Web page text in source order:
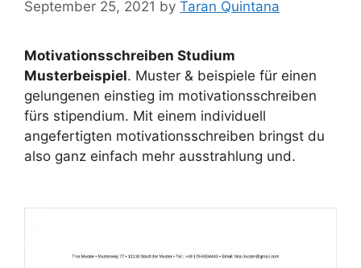
September 25, 2021 by Taran Quintana
Motivationsschreiben Studium
Musterbeispiel. Muster & beispiele für einen
gelungenen einstieg im motivationsschreiben
fürs stipendium. Mit einem individuell
angefertigten motivationsschreiben bringst du
also ganz einfach mehr ausstrahlung und.